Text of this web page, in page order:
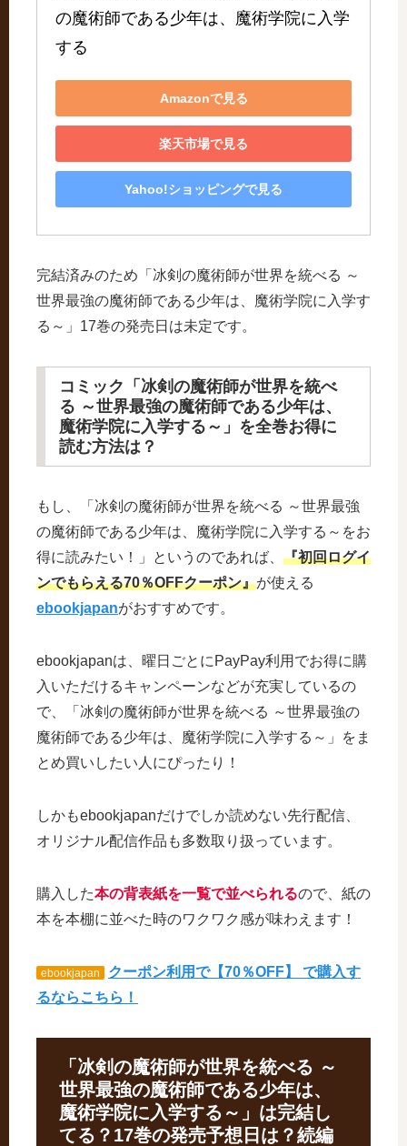
の魔術師である少年は、魔術学院に入学
する
Amazonで見る
楽天市場で見る
Yahoo!ショッピングで見る
完結済みのため「冰剣の魔術師が世界を統べる ～
世界最強の魔術師である少年は、魔術学院に入学す
る～」17巻の発売日は未定です。
コミック「冰剣の魔術師が世界を統べ
る ～世界最強の魔術師である少年は、
魔術学院に入学する～」を全巻お得に
読む方法は？
もし、「冰剣の魔術師が世界を統べる ～世界最強
の魔術師である少年は、魔術学院に入学する～をお
得に読みたい！」というのであれば、 『初回ログイ
ンでもらえる70％OFFクーポン』が使える
ebookjapanがおすすめです。
ebookjapanは、曜日ごとにPayPay利用でお得に購
入いただけるキャンペーンなどが充実しているの
で、「冰剣の魔術師が世界を統べる ～世界最強の
魔術師である少年は、魔術学院に入学する～」をま
とめ買いしたい人にぴったり！
しかもebookjapanだけでしか読めない先行配信、
オリジナル配信作品も多数取り扱っています。
購入した本の背表紙を一覧で並べられるので、紙の
本を本棚に並べた時のワクワク感が味わえます！
ebookjapan
クーポン利用で【70％OFF】 で購入す
るならこちら！
「冰剣の魔術師が世界を統べる ～
世界最強の魔術師である少年は、
魔術学院に入学する～」は完結し
てる？17巻の発売予想日は？続編